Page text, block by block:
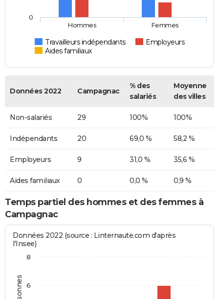
Travailleurs indépendants
Employeurs
Aides familiaux
Hommes Femmes
0
Données 2022 Campagnac
% des
salariés
Moyenne
des villes
Non-salariés 29 100% 100%
Indépendants 20 69,0 % 58,2 %
Employeurs 9 31,0 % 35,6 %
Aides familiaux 0 0,0 % 0,9 %
Temps partiel des hommes et des femmes à
Campagnac
Données 2022 (source : Linternaute.com d'après
l'Insee)
6
8